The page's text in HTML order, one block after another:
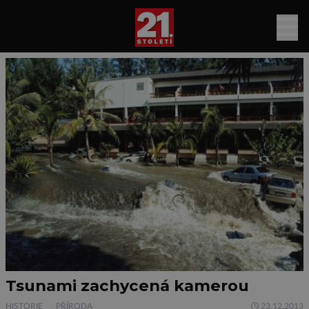
Tsunami zachycená kamerou
HISTORIE PŘÍRODA 23.12.2013